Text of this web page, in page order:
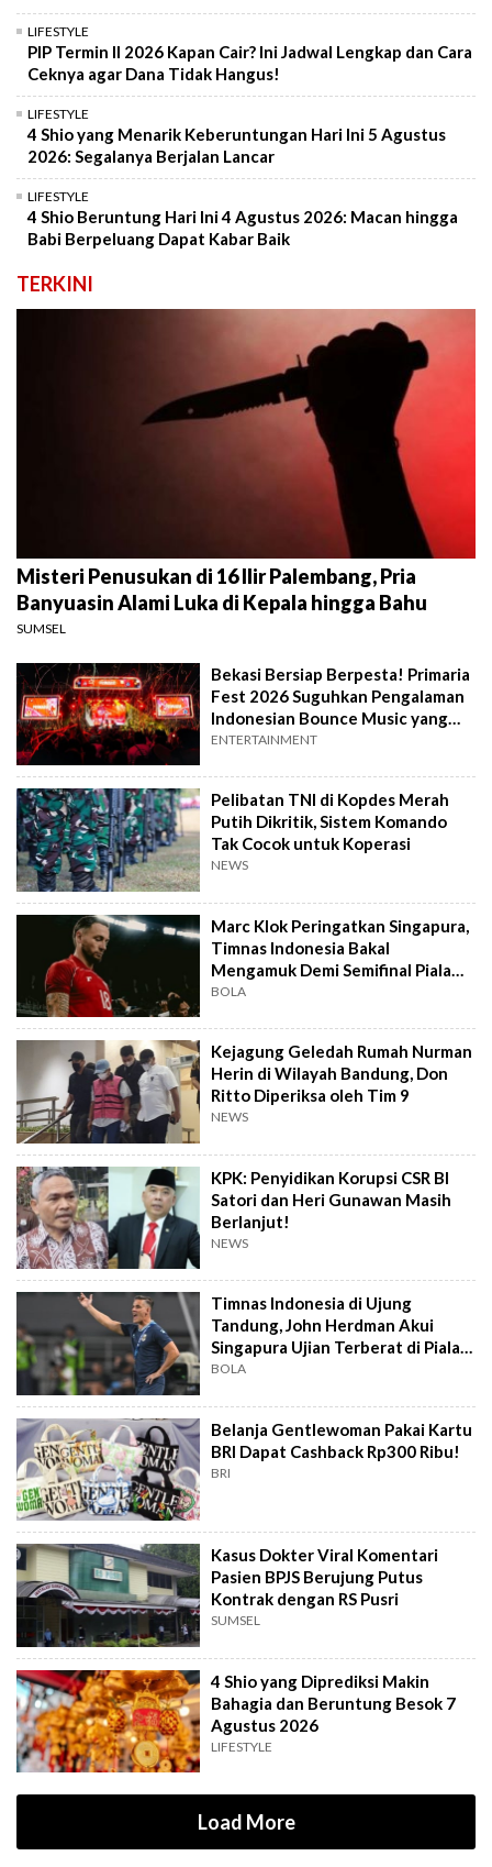
LIFESTYLE
PIP Termin II 2026 Kapan Cair? Ini Jadwal Lengkap dan Cara
Ceknya agar Dana Tidak Hangus!
LIFESTYLE
4 Shio yang Menarik Keberuntungan Hari Ini 5 Agustus
2026: Segalanya Berjalan Lancar
LIFESTYLE
4 Shio Beruntung Hari Ini 4 Agustus 2026: Macan hingga
Babi Berpeluang Dapat Kabar Baik
TERKINI
Misteri Penusukan di 16 Ilir Palembang, Pria
Banyuasin Alami Luka di Kepala hingga Bahu
SUMSEL
Bekasi Bersiap Berpesta! Primaria
Fest 2026 Suguhkan Pengalaman
Indonesian Bounce Music yang
Berbeda
ENTERTAINMENT
Pelibatan TNI di Kopdes Merah
Putih Dikritik, Sistem Komando
Tak Cocok untuk Koperasi
NEWS
Marc Klok Peringatkan Singapura,
Timnas Indonesia Bakal
Mengamuk Demi Semifinal Piala
AFF 2026
BOLA
Kejagung Geledah Rumah Nurman
Herin di Wilayah Bandung, Don
Ritto Diperiksa oleh Tim 9
NEWS
KPK: Penyidikan Korupsi CSR BI
Satori dan Heri Gunawan Masih
Berlanjut!
NEWS
Timnas Indonesia di Ujung
Tandung, John Herdman Akui
Singapura Ujian Terberat di Piala
AFF 2026
BOLA
Belanja Gentlewoman Pakai Kartu
BRI Dapat Cashback Rp300 Ribu!
BRI
Kasus Dokter Viral Komentari
Pasien BPJS Berujung Putus
Kontrak dengan RS Pusri
SUMSEL
4 Shio yang Diprediksi Makin
Bahagia dan Beruntung Besok 7
Agustus 2026
LIFESTYLE
Load More